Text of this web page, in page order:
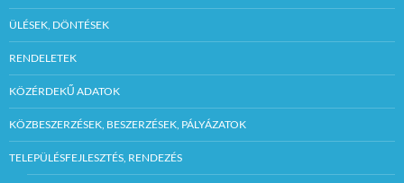
ÜLÉSEK, DÖNTÉSEK
RENDELETEK
KÖZÉRDEKŰ ADATOK
KÖZBESZERZÉSEK, BESZERZÉSEK, PÁLYÁZATOK
TELEPÜLÉSFEJLESZTÉS, RENDEZÉS